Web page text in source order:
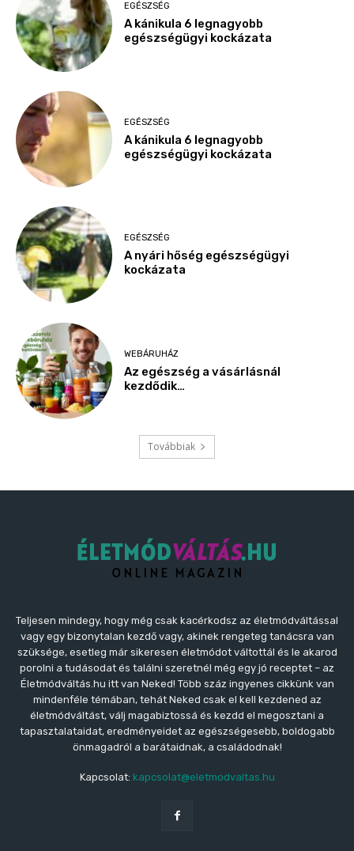
Teljesen mindegy, hogy még csak kacérkodsz az életmódváltással
vagy egy bizonytalan kezdő vagy, akinek rengeteg tanácsra van
szüksége, esetleg már sikeresen életmódot váltottál és le akarod
porolni a tudásodat és találni szeretnél még egy jó receptet – az
Életmódváltás.hu itt van Neked! Több száz ingyenes cikkünk van
mindenféle témában, tehát Neked csak el kell kezdened az
életmódváltást, válj magabiztossá és kezdd el megosztani a
tapasztalataidat, eredményeidet az egészségesebb, boldogabb
önmagadról a barátaidnak, a családodnak!
Kapcsolat: kapcsolat@eletmodvaltas.hu